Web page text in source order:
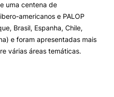
uma centena de
americanos e PALOP
Brasil, Espanha, Chile,
e foram apresentadas mais
várias áreas temáticas.